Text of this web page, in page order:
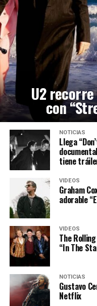
U2 recorre
con
NOTICIAS
Llega
tiene
VIDEOS
Graham
adorable
VIDEOS
The
“In The
NOTICIAS
Gustavo
Netflix